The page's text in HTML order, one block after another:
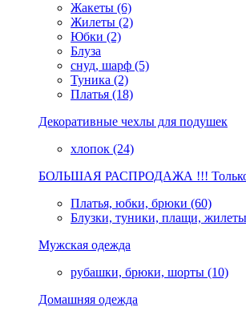
Жакеты (6)
Жилеты (2)
Юбки (2)
Блуза
снуд, шарф (5)
Туника (2)
Платья (18)
Декоративные чехлы для подушек
хлопок (24)
БОЛЬШАЯ РАСПРОДАЖА !!!
Платья, юбки, брюки (60)
Блузки, туники, плащи,
Мужская одежда
рубашки, брюки, шорты (10)
Домашняя одежда